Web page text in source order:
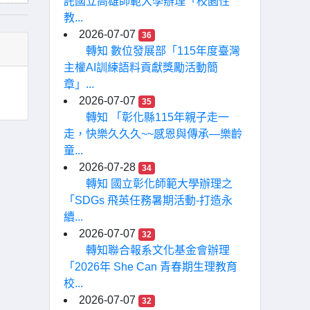
教...
2026-07-07
36
轉知 數位發展部「115年度臺灣
主權AI訓練語料貢獻獎勵活動簡
章」...
2026-07-07
35
轉知 「彰化縣115年親子走一
走，快樂久久久~~感恩與傳承—樂齡
童...
2026-07-28
34
轉知 國立彰化師範大學辦理之
「SDGs 飛英任務暑期活動-打造永
續...
2026-07-07
32
轉知聯合報系文化基金會辦理
「2026年 She Can 青春期生理教育
校...
2026-07-07
32